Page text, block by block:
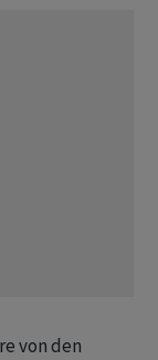
von den